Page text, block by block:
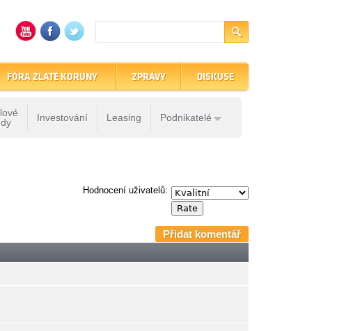
Investování Leasing Podnikatelé
FÓRA ZLATÉ KORUNY ZPRÁVY DISKUSE
Hodnocení uživatelů:
Přidat komentář